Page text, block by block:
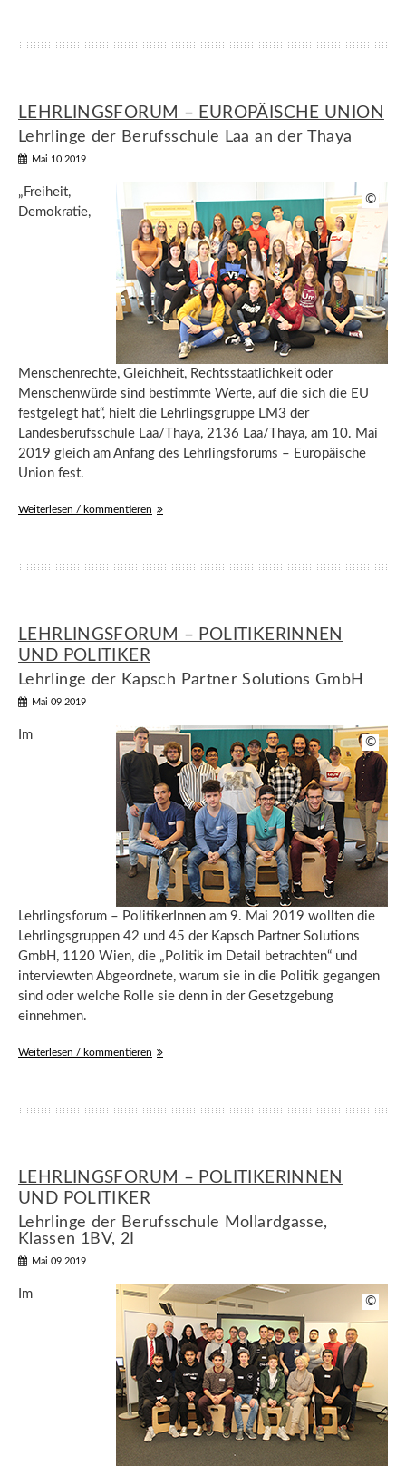
LEHRLINGSFORUM – EUROPÄISCHE UNION
Lehrlinge der Berufsschule Laa an der Thaya
Mai 10 2019
„Freiheit,
Demokratie,
Menschenrechte, Gleichheit, Rechtsstaatlichkeit oder
Menschenwürde sind bestimmte Werte, auf die sich die EU
festgelegt hat“, hielt die Lehrlingsgruppe LM3 der
Landesberufsschule Laa/Thaya, 2136 Laa/Thaya, am 10. Mai
2019 gleich am Anfang des Lehrlingsforums – Europäische
Union fest.
©
Weiterlesen / kommentieren
LEHRLINGSFORUM – POLITIKERINNEN
UND POLITIKER
Lehrlinge der Kapsch Partner Solutions GmbH
Mai 09 2019
Im
Lehrlingsforum – PolitikerInnen am 9. Mai 2019 wollten die
Lehrlingsgruppen 42 und 45 der Kapsch Partner Solutions
GmbH, 1120 Wien, die „Politik im Detail betrachten“ und
interviewten Abgeordnete, warum sie in die Politik gegangen
sind oder welche Rolle sie denn in der Gesetzgebung
einnehmen.
©
Weiterlesen / kommentieren
LEHRLINGSFORUM – POLITIKERINNEN
UND POLITIKER
Lehrlinge der Berufsschule Mollardgasse,
Klassen 1BV, 2I
Mai 09 2019
Im
©